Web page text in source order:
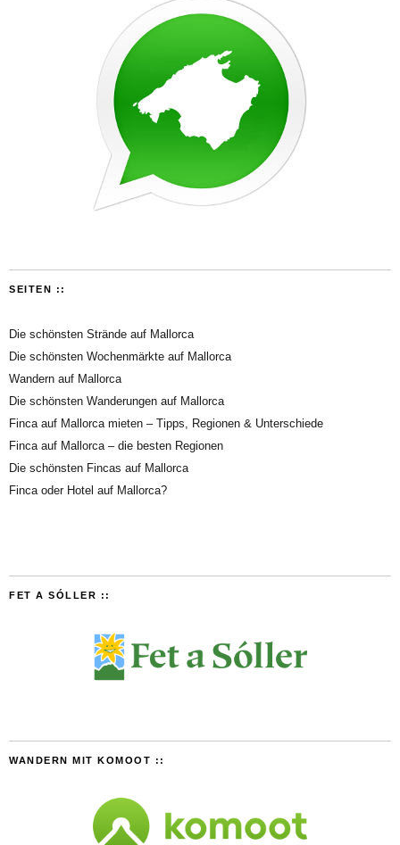
SEITEN ::
Die schönsten Strände auf Mallorca
Die schönsten Wochenmärkte auf Mallorca
Wandern auf Mallorca
Die schönsten Wanderungen auf Mallorca
Finca auf Mallorca mieten – Tipps, Regionen & Unterschiede
Finca auf Mallorca – die besten Regionen
Die schönsten Fincas auf Mallorca
Finca oder Hotel auf Mallorca?
FET A SÓLLER ::
WANDERN MIT KOMOOT ::